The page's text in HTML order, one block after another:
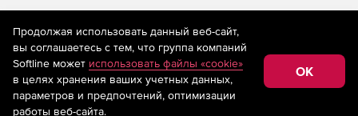
На информационном ресурсе store.softline.ru применяются
рекомендательные технологии(информационные технологии
предоставления информации на основе сбора,
систематизации и анализа сведений, относящихся к
предпочтениям пользователей сети «Интернет»,
находящихся на территории Российской Федерации)
Продолжая использовать данный веб-сайт,
вы соглашаетесь с тем, что группа компаний
Softline может использовать файлы «cookie»
в целях хранения ваших учетных данных,
параметров и предпочтений, оптимизации
работы веб-сайта.
OK